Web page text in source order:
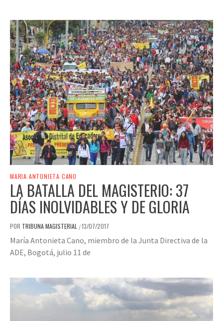
MARIA ANTONIETA CANO
LA BATALLA DEL MAGISTERIO: 37
DÍAS INOLVIDABLES Y DE GLORIA
POR TRIBUNA MAGISTERIAL /13/07/2017
María Antonieta Cano, miembro de la Junta Directiva de la
ADE, Bogotá, julio 11 de